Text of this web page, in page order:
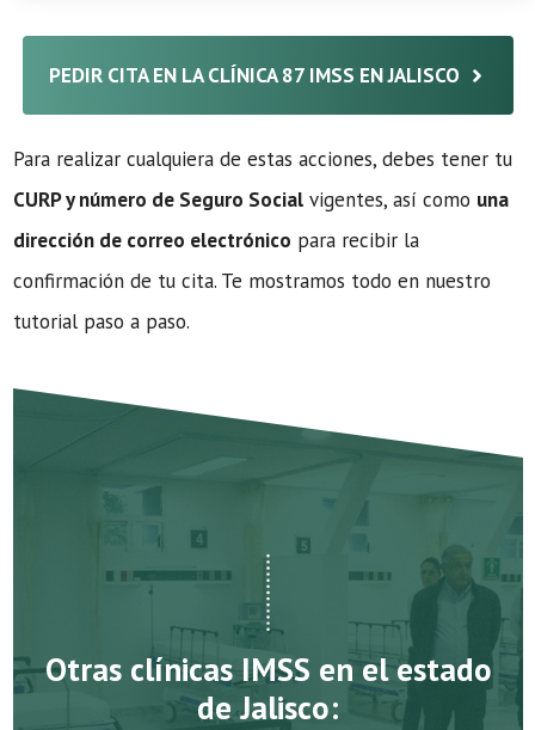
PEDIR CITA EN LA CLÍNICA 87 IMSS EN JALISCO
Para realizar cualquiera de estas acciones, debes tener tu
CURP y número de Seguro Social vigentes, así como una
dirección de correo electrónico para recibir la
confirmación de tu cita. Te mostramos todo en nuestro
tutorial paso a paso.
Otras clínicas IMSS en el estado
de Jalisco: